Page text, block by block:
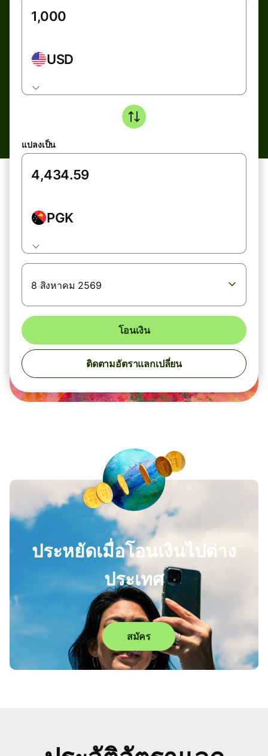
USD
แปลงเป็น
PGK
8 สิงหาคม 2569
โอนเงิน
ติดตามอัตราแลกเปลี่ยน
ประหยัดเมื่อโอนเงินไปต่าง
ประเทศ
สมัคร